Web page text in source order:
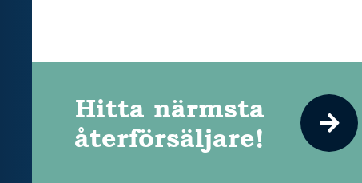
Hitta närmsta
återförsäljare!